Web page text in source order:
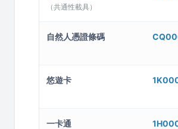
（共通性載具）
自然人憑證條碼
悠遊卡
一卡通